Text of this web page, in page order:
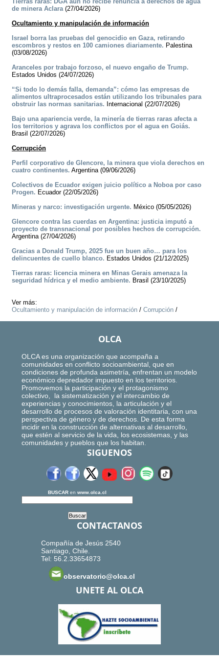
de minera Aclara(27/04/2026)
Ocultamiento y manipulación de información
Israel borra las pruebas del genocidio en Gaza, retirando
escombros y restos en 100 camiones diariamente. Palestina
(03/08/2026)
Aranceles por trabajo forzoso, el nuevo engaño de Trump.
Estados Unidos (24/07/2026)
“Si todo lo demás falla, demanda”: cómo las empresas de
alimentos ultraprocesados están utilizando los tribunales para
obstruir las normas sanitarias. Internacional (22/07/2026)
Bajo una apariencia verde, la minería de tierras raras afecta a
los territorios y agrava los conflictos por el agua en Goiás.
Brasil (22/07/2026)
Corrupción
Perfil corporativo de Glencore, la minera que viola derechos en
cuatro continentes. Argentina (09/06/2026)
Colectivos de Ecuador exigen juicio político a Noboa por caso
Progen. Ecuador (22/05/2026)
Mineras y narco: investigación urgente. México (05/05/2026)
Glencore contra las cuerdas en Argentina: justicia imputó a
proyecto de transnacional por posibles hechos de corrupción.
Argentina (27/04/2026)
Gracias a Donald Trump, 2025 fue un buen año… para los
delincuentes de cuello blanco. Estados Unidos (21/12/2025)
Tierras raras: licencia minera en Minas Gerais amenaza la
seguridad hídrica y el medio ambiente. Brasil (23/10/2025)
Ver más:
Ocultamiento y manipulación de información / Corrupción /
OLCA
OLCA es una organización que acompaña a
comunidades en conflicto socioambiental, que en
condiciones de profunda asimetría, enfrentan un modelo
económico depredador impuesto en los territorios.
Promovemos la participación y el protagonismo
colectivo, la sistematización y el intercambio de
experiencias y conocimientos, la articulación y el
desarrollo de procesos de valoración identitaria, con una
perspectiva de género y de derechos. De esta forma
incidir en la construcción de alternativas al desarrollo,
que estén al servicio de la vida, los ecosistemas, y las
comunidades y pueblos que los habitan.
SIGUENOS
BUSCAR en www.olca.cl
CONTACTANOS
Compañía de Jesús 2540
Santiago, Chile.
Tel: 56.2.33654873
observatorio@olca.cl
UNETE AL OLCA